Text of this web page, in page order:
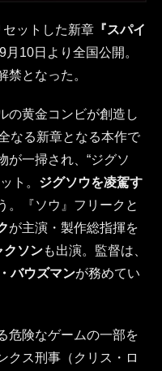
セットした新章『スパイ
月10日より全国公開。
禁となった。
の黄金コンビが創造し
なる新章となる本作で
が一掃され、“ジグソ
ト。 ジグソウを凌駕す
。『ソウ』フリークと
が主演・製作総指揮を
クソンも出演。監督は、
バウズマンが務めてい
危険なゲームの一部を
クス刑事（クリス・ロ